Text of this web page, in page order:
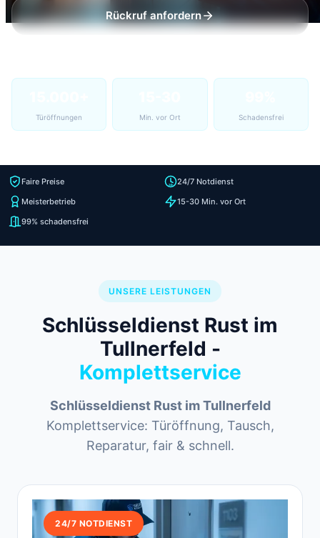
Rückruf anfordern
Türöffnungen Min. vor Ort Schadensfrei
Faire Preise
24/7 Notdienst
Meisterbetrieb
15-30 Min. vor Ort
99% schadensfrei
UNSERE LEISTUNGEN
Schlüsseldienst Rust im
Tullnerfeld -
Komplettservice
Schlüsseldienst Rust im Tullnerfeld
Komplettservice: Türöffnung, Tausch,
Reparatur, fair & schnell.
24/7 NOTDIENST